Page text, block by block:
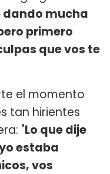
dando mucha
primero
que vos te
el momento
tan hirientes
"Lo que dije
estaba
vos